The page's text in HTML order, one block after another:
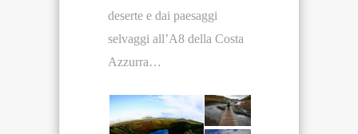
deserte e dai paesaggi
selvaggi all’A8 della Costa
Azzurra…